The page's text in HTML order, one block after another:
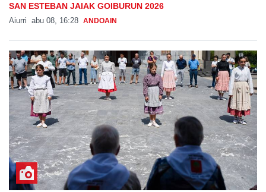
SAN ESTEBAN JAIAK GOIBURUN 2026
Aiurri abu 08, 16:28 ANDOAIN